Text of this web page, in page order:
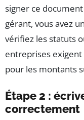
signer ce
gérant, vous avez
vérifiez les statuts
entreprises
pour les montants
Étape 2 :
correctement